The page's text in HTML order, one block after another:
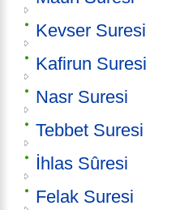
Kevser Suresi
Kafirun Suresi
Nasr Suresi
Tebbet Suresi
İhlas Sûresi
Felak Suresi